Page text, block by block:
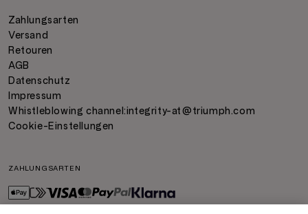
Zahlungsarten
Versand
Retouren
AGB
Datenschutz
Impressum
Whistleblowing channel:integrity-at@triumph.com
Cookie-Einstellungen
ZAHLUNGSARTEN